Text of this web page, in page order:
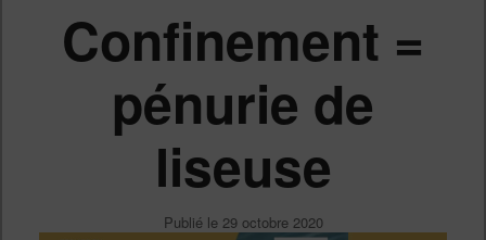
principal
secondaire
Confinement =
pénurie de
liseuse
Publié le 29 octobre 2020